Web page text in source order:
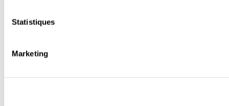
Statistiques
Marketing